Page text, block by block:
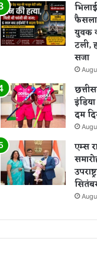
युवक
टली,
सजा
दम
एम्स